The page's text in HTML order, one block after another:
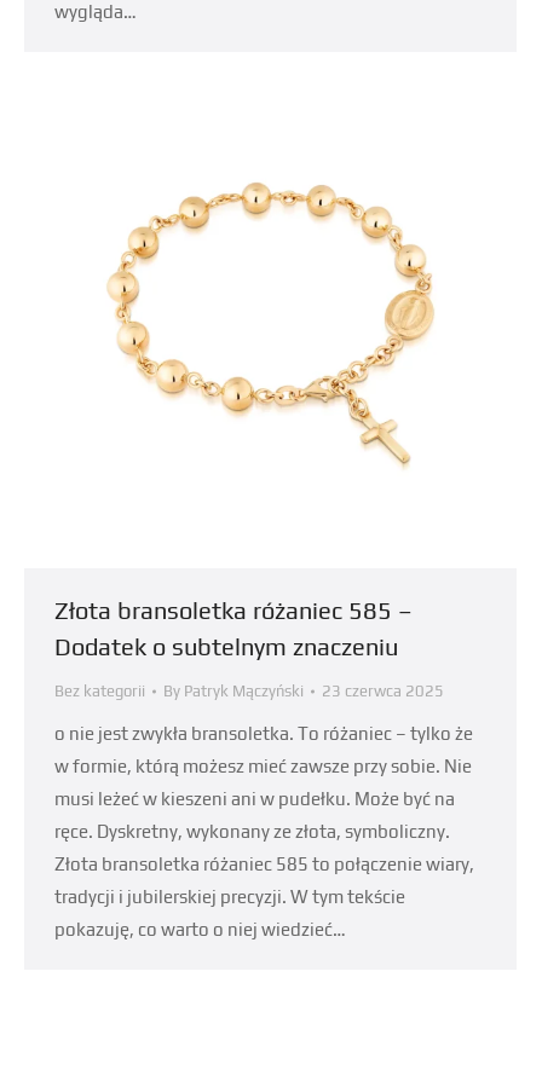
wygląda…
Złota bransoletka różaniec 585 –
Dodatek o subtelnym znaczeniu
Bez kategorii By Patryk Mączyński 23 czerwca 2025
o nie jest zwykła bransoletka. To różaniec – tylko że
w formie, którą możesz mieć zawsze przy sobie. Nie
musi leżeć w kieszeni ani w pudełku. Może być na
ręce. Dyskretny, wykonany ze złota, symboliczny.
Złota bransoletka różaniec 585 to połączenie wiary,
tradycji i jubilerskiej precyzji. W tym tekście
pokazuję, co warto o niej wiedzieć…